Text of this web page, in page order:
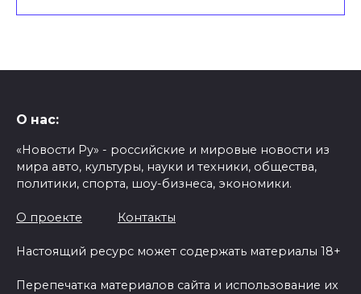
О нас:
«Новости Ру» - российские и мировые новости из
мира авто, культуры, науки и техники, общества,
политики, спорта, шоу-бизнеса, экономики.
О проекте Контакты
Настоящий ресурс может содержать материалы 18+
Перепечатка материалов сайта и использование их